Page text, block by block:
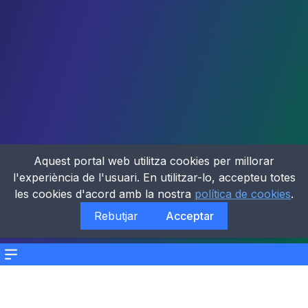
Menu
Aquest portal web utilitza cookies per millorar
l'experiència de l'usuari. En utilitzar-lo, accepteu totes
les cookies d'acord amb la nostra política de cookies.
Rebutjar
Acceptar